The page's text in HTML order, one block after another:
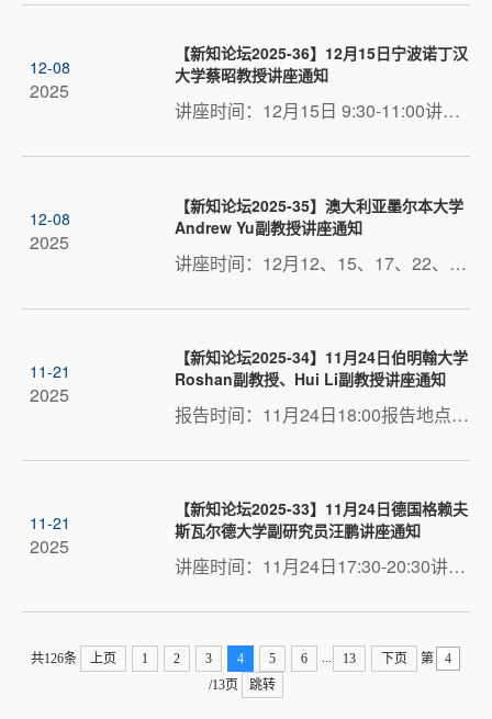
12-08
2025
【新知论坛2025-36】12月15日宁波诺丁汉
大学蔡昭教授讲座通知
讲座时间：12月15日 9:30-11:00讲座地点：科学园2H425讲座主题：Untangling the Role of Service Flexibility on Online Medical Consultation Platforms 讲座嘉宾简介蔡昭，宁波诺丁汉大学信息系统学教授，创业...
12-08
2025
【新知论坛2025-35】澳大利亚墨尔本大学
Andrew Yu副教授讲座通知
讲座时间：12月12、15、17、22、24、29日 14:00-16:00讲座地点：管楼G506讲座主题：Foundations of Research Thinking in OB & HRM 讲座嘉宾简介Andrew Yu is an Associate Professor and the Director of the Do...
11-21
2025
【新知论坛2025-34】11月24日伯明翰大学
Roshan副教授、Hui Li副教授讲座通知
报告时间：11月24日18:00报告地点：腾讯会议（会议号234 570 544，密码1124） 报告（一）报告嘉宾：Roshan BoojihawonDr Roshan Boojihawon is Associate Professor in Strategy and International Business at t...
11-21
2025
【新知论坛2025-33】11月24日德国格赖夫
斯瓦尔德大学副研究员汪鹏讲座通知
讲座时间：11月24日17:30-20:30讲座地点：腾讯会议（会议号684 437 731，密码1124）讲座主题：1. 人脑电生理记录及其在研究中的应用 2. 脑电神经振荡与相位耦合分析 讲座嘉宾简介汪鹏（博士...
共126条 上页 1 2 3 4 5 6 ... 13 下页
第
/13页
跳转